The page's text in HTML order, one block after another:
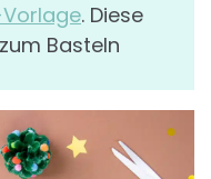
. Diese
Basteln